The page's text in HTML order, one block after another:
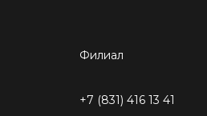
Филиал
+7 (831) 416 13 41